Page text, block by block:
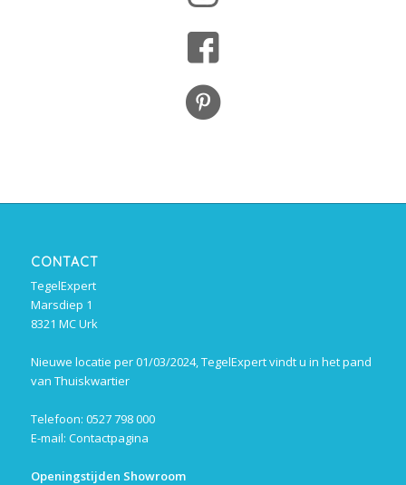
CONTACT
TegelExpert
Marsdiep 1
8321 MC Urk
Nieuwe locatie per 01/03/2024, TegelExpert vindt u in het pand
van Thuiskwartier
Telefoon: 0527 798 000
E-mail: Contactpagina
Openingstijden Showroom